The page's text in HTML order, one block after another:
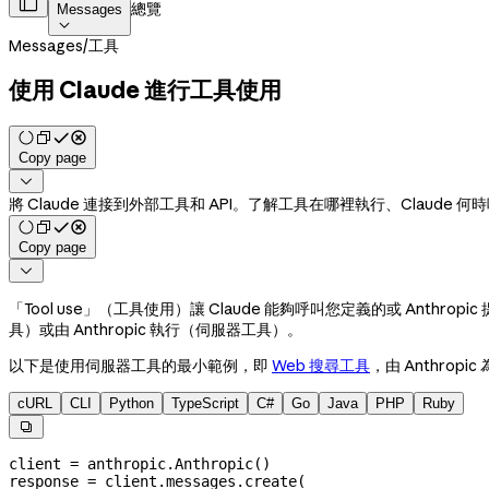
Messages

總覽
Messages/工具
使用 Claude 進行工具使用
Copy page

將 Claude 連接到外部工具和 API。了解工具在哪裡執行、Claude 何
Copy page

「Tool use」（工具使用）讓 Claude 能夠呼叫您定義的或
具）或由 Anthropic 執行（伺服器工具）。
以下是使用伺服器工具的最小範例，即 Web 搜尋工具 ，由 Anthropic
cURL CLI Python TypeScript C# Go Java PHP Ruby

client = anthropic.Anthropic()
response = client.messages.create(